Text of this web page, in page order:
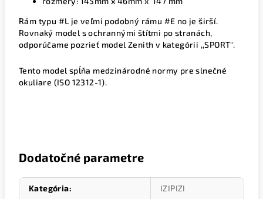
Rám typu #L je veľmi podobný rámu #E no je širší.
Rovnaký model s ochrannými štítmi po stranách,
odporúčame pozrieť model Zenith v kategórii ,,SPORT".
Tento model spĺňa medzinárodné normy pre slnečné
okuliare (ISO 12312-1).
Dodatočné parametre
Kategória: IZIPIZI